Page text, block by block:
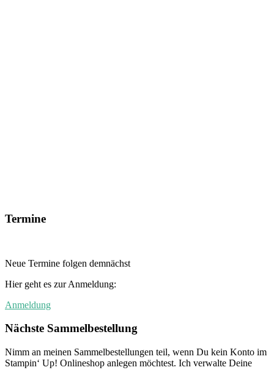
Termine
Neue Termine folgen demnächst
Hier geht es zur Anmeldung:
Anmeldung
Nächste Sammelbestellung
Nimm an meinen Sammelbestellungen teil, wenn Du kein Konto im
Stampin‘ Up! Onlineshop anlegen möchtest. Ich verwalte Deine